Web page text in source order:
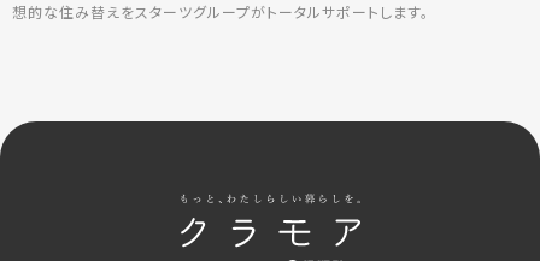
想的な住み替えをスターツグループがトータルサポートします。